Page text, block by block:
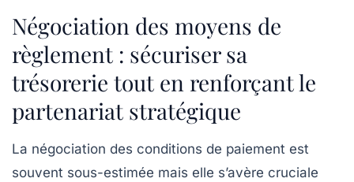
Négociation des moyens de
règlement : sécuriser sa
trésorerie tout en renforçant le
partenariat stratégique
La négociation des conditions de paiement est
souvent sous-estimée mais elle s’avère cruciale